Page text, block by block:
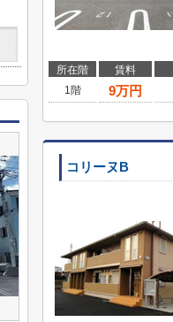
所在階 賃料
1階
9万円
コリーヌB